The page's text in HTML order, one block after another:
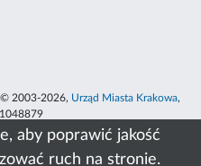
aby poprawić jakość
ruch na stronie.
© 2003-2026, Urząd Miasta Krakowa,